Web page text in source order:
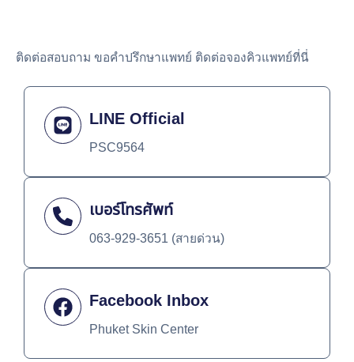
ติดต่อสอบถาม ขอคำปรึกษาแพทย์ ติดต่อจองคิวแพทย์ที่นี่
LINE Official
PSC9564
เบอร์โทรศัพท์
063-929-3651 (สายด่วน)
Facebook Inbox
Phuket Skin Center